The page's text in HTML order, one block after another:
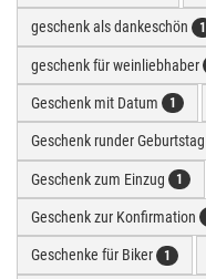
geschenk als dankeschön 1
geschenk für weinliebhaber
Geschenk mit Datum 1
Geschenk runder Geburtstag
Geschenk zum Einzug 1
Geschenk zur Konfirmation
Geschenke für Biker 1